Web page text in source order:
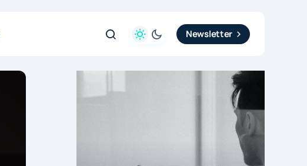
Newsletter